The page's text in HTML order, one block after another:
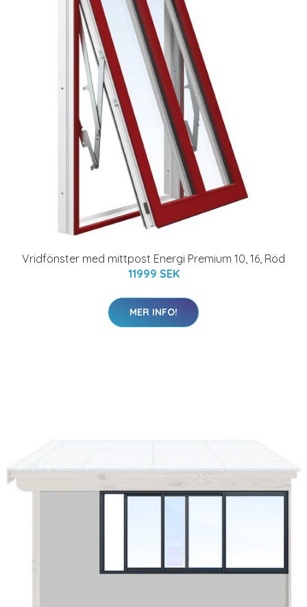
Vridfönster med mittpost Energi Premium 10, 16, Röd
11999 SEK
MER INFO!